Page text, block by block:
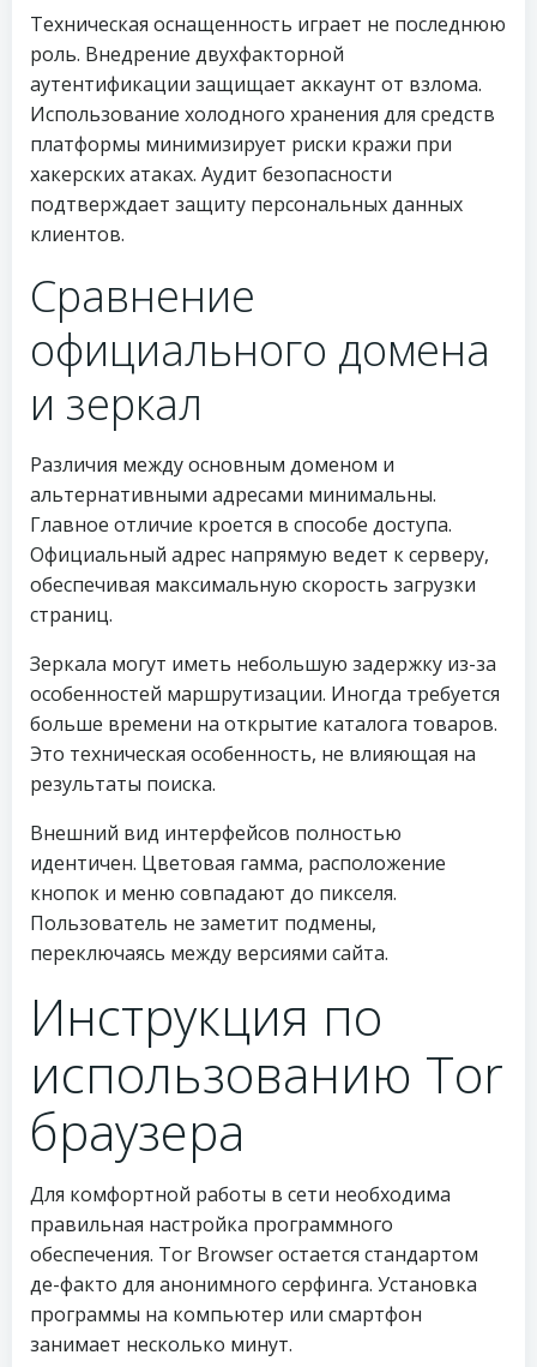
Техническая оснащенность играет не последнюю
роль. Внедрение двухфакторной
аутентификации защищает аккаунт от взлома.
Использование холодного хранения для средств
платформы минимизирует риски кражи при
хакерских атаках. Аудит безопасности
подтверждает защиту персональных данных
клиентов.
Сравнение
официального домена
и зеркал
Различия между основным доменом и
альтернативными адресами минимальны.
Главное отличие кроется в способе доступа.
Официальный адрес напрямую ведет к серверу,
обеспечивая максимальную скорость загрузки
страниц.
Зеркала могут иметь небольшую задержку из-за
особенностей маршрутизации. Иногда требуется
больше времени на открытие каталога товаров.
Это техническая особенность, не влияющая на
результаты поиска.
Внешний вид интерфейсов полностью
идентичен. Цветовая гамма, расположение
кнопок и меню совпадают до пикселя.
Пользователь не заметит подмены,
переключаясь между версиями сайта.
Инструкция по
использованию Tor
браузера
Для комфортной работы в сети необходима
правильная настройка программного
обеспечения. Tor Browser остается стандартом
де-факто для анонимного серфинга. Установка
программы на компьютер или смартфон
занимает несколько минут.